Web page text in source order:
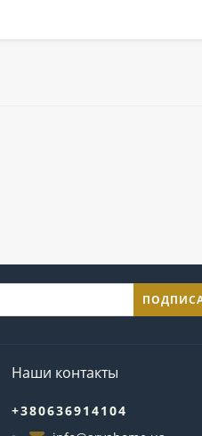
Наши контакты
+380636914104